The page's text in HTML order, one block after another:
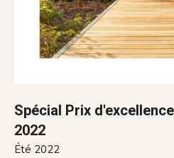
Spécial Prix
2022
Été 2022